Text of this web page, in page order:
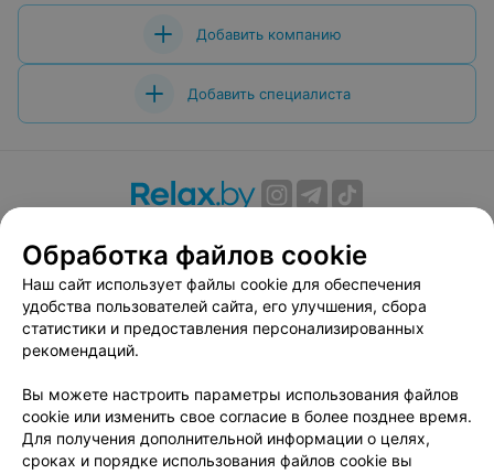
Добавить компанию
Добавить специалиста
Вакансии
Публичный договор
Способы оплаты
Публичный договор по использованию сервиса
«Афиша»
Пользовательское соглашение
Связаться по вопросам сотрудничества
Написать руководителю relax.by
Персональные настройки cookie
Обработка файлов cookie
Наш сайт использует файлы cookie для обеспечения
удобства пользователей сайта, его улучшения, сбора
статистики и предоставления персонализированных
рекомендаций.
Вы можете настроить параметры использования файлов
cookie или изменить свое согласие в более позднее время.
Для получения дополнительной информации о целях,
сроках и порядке использования файлов cookie вы